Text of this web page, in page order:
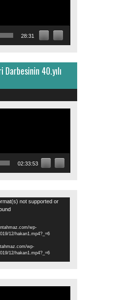
28:31
Darbesinin 40.yılı
02:33:53
not supported or
wp-
12/hakan1.mp4?_=6
wp-
12/hakan1.mp4?_=6